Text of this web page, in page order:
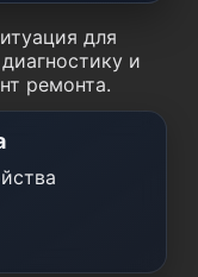
для
и
ремонта.